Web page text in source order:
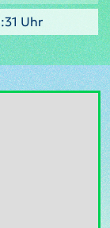
Uhr